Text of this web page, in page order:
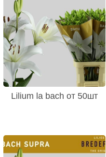
Lilium la bach от 50шт